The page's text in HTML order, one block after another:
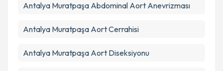
Antalya Muratpaşa Abdominal Aort Anevrizması
Antalya Muratpaşa Aort Cerrahisi
Antalya Muratpaşa Aort Diseksiyonu